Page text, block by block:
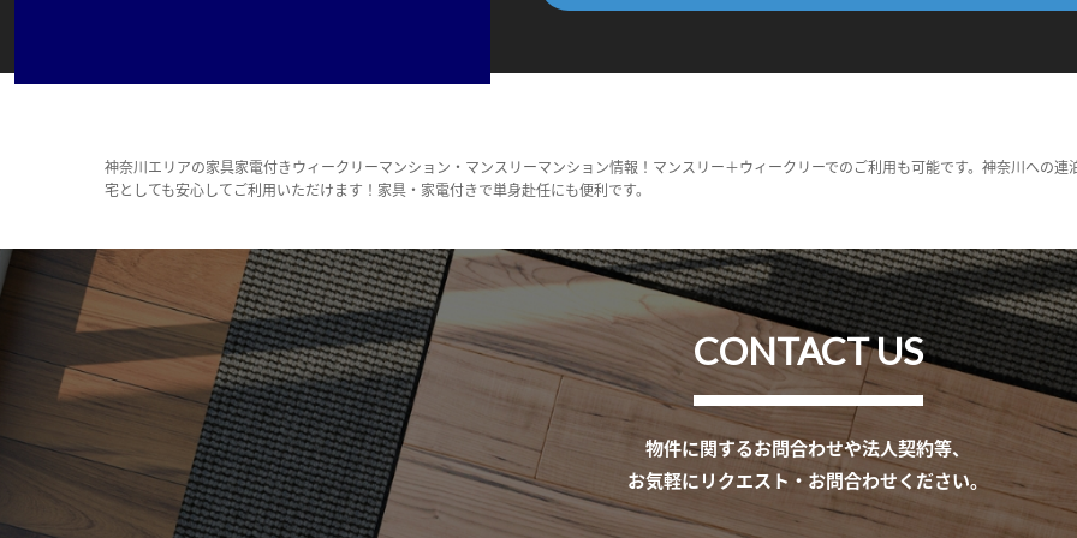
神奈川エリアの家具家電付きウィークリーマンション・マンスリーマンション情報！マンスリー＋ウィークリーでのご利用も可能です。神奈川への
宅としても安心してご利用いただけます！家具・家電付きで単身赴任にも便利です。
CONTACT US
物件に関するお問合わせや法人契約等、
お気軽にリクエスト・お問合わせください。